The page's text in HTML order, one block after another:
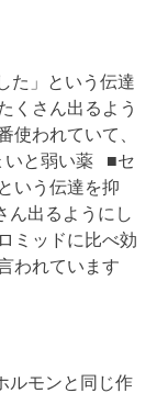
た」という伝達
くさん出るよう
使われていて、
いと弱い薬 ■セ
いう伝達を抑
ん出るようにし
ミッドに比べ効
われています
ルモンと同じ作